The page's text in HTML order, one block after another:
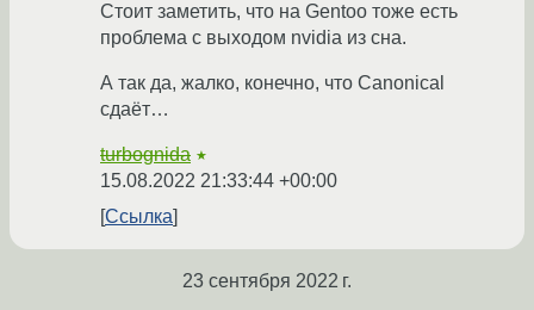
Стоит заметить, что на Gentoo тоже есть
проблема с выходом nvidia из сна.
А так да, жалко, конечно, что Canonical
сдаёт…
turbognida ★
15.08.2022 21:33:44 +00:00
Ссылка
23 сентября 2022 г.